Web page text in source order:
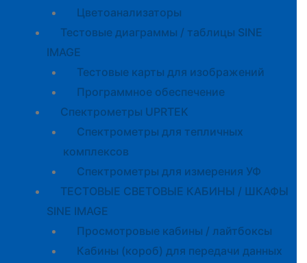
Цветоанализаторы
Тестовые диаграммы / таблицы SINE
IMAGE
Тестовые карты для изображений
Программное обеспечение
Спектрометры UPRTEK
Спектрометры для тепличных
комплексов
Спектрометры для измерения УФ
ТЕСТОВЫЕ СВЕТОВЫЕ КАБИНЫ / ШКАФЫ
SINE IMAGE
Просмотровые кабины / лайтбоксы
Кабины (короб) для передачи данных